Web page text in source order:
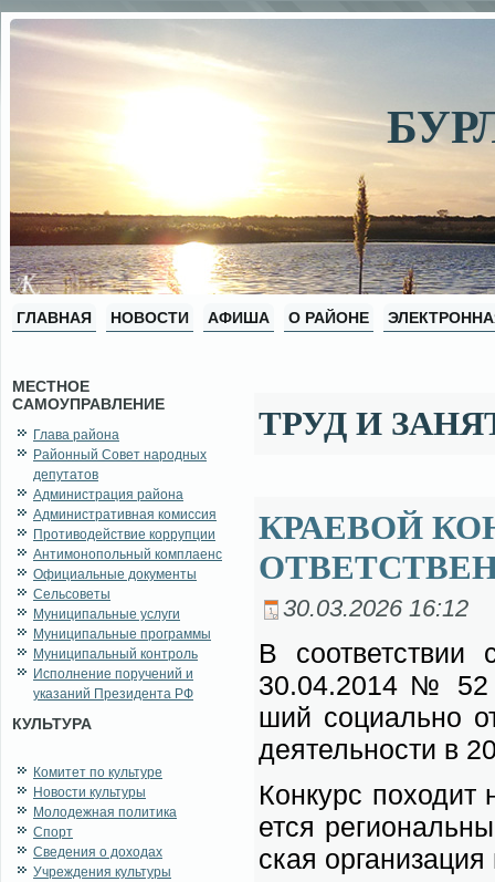
ГЛАВНАЯ НОВОСТИ АФИША О РАЙОНЕ
МЕСТНОЕ
САМОУПРАВЛЕНИЕ
Глава района
Районный Совет народных
депутатов
Администрация района
Административная комиссия
Противодействие коррупции
Антимонопольный комплаенс
Официальные документы
Сельсоветы
Муниципальные услуги
Муниципальные программы
Муниципальный контроль
Исполнение поручений и
указаний Президента РФ
КУЛЬТУРА
Комитет по культуре
Новости культуры
Молодежная политика
Спорт
Сведения о доходах
Учреждения культуры
ТРУД И
КРАЕВОЙ
30.03.2026 16:12
В со­от­вет­ствии
30.04.2014 № 52
ший со­ци­аль­но
де­я­тель­но­сти в
Кон­курс
ет­ся
ская